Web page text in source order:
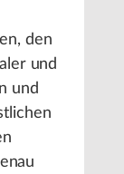
den
und
und